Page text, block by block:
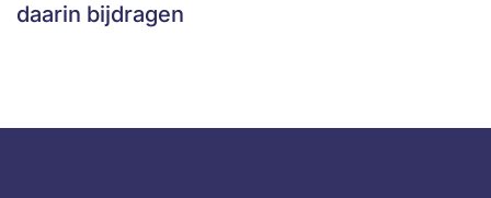
daarin bijdragen